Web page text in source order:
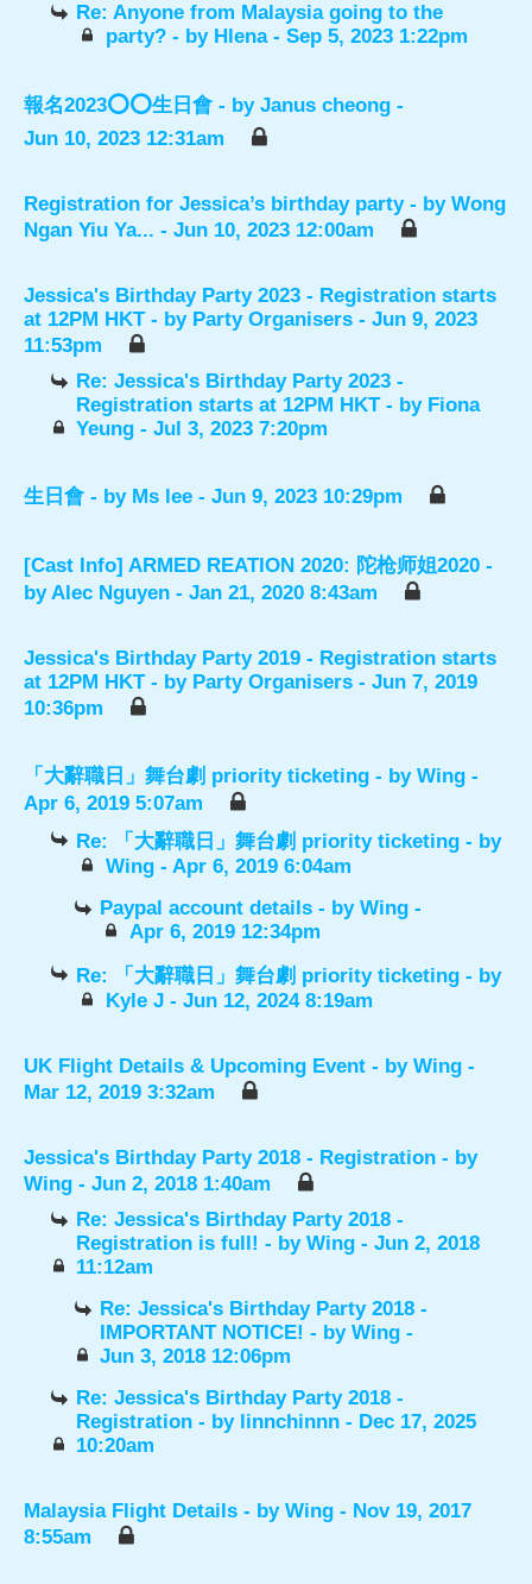
Re: Anyone from Malaysia going to the
party? - by Hlena- Sep 5, 2023 1:22pm
報名2023⭕️⭕️生日會 - by Janus cheong -
Jun 10, 2023 12:31am
Registration for Jessica’s birthday party - by Wong
Ngan Yiu Ya... - Jun 10, 2023 12:00am
Jessica's Birthday Party 2023 - Registration starts
at 12PM HKT - by Party Organisers - Jun 9, 2023
11:53pm
Re: Jessica's Birthday Party 2023 -
Registration starts at 12PM HKT - by Fiona
Yeung - Jul 3, 2023 7:20pm
生日會 - by Ms lee - Jun 9, 2023 10:29pm
[Cast Info] ARMED REATION 2020: 陀枪师姐2020 -
byAlec Nguyen - Jan 21, 2020 8:43am
Jessica's Birthday Party 2019 - Registration starts
at 12PM HKT - by Party Organisers - Jun 7, 2019
10:36pm
「大辭職日」舞台劇 priority ticketing - by Wing -
Apr 6, 2019 5:07am
Re: 「大辭職日」舞台劇 priority ticketing - by
Wing- Apr 6, 2019 6:04am
Paypal account details - byWing -
Apr 6, 2019 12:34pm
Re: 「大辭職日」舞台劇 priority ticketing - by
Kyle J- Jun 12, 2024 8:19am
UK Flight Details & Upcoming Event - by Wing -
Mar 12, 2019 3:32am
Jessica's Birthday Party 2018 - Registration - by
Wing - Jun 2, 2018 1:40am
Re: Jessica's Birthday Party 2018 -
Registration is full! - byWing - Jun 2, 2018
11:12am
Re: Jessica's Birthday Party 2018 -
IMPORTANT NOTICE! - byWing -
Jun 3, 2018 12:06pm
Re: Jessica's Birthday Party 2018 -
Registration - by linnchinnn - Dec 17, 2025
10:20am
Malaysia Flight Details - by Wing - Nov 19, 2017
8:55am